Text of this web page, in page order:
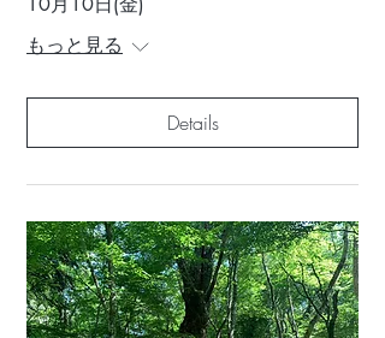
もっと見る
Details